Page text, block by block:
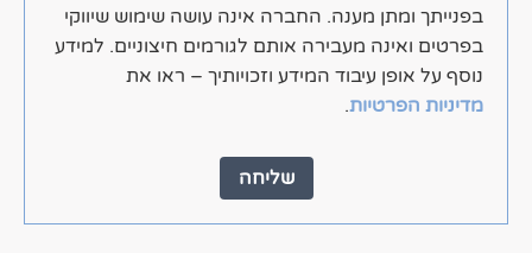
בפנייתך ומתן מענה. החברה אינה עושה שימוש שיווקי
בפרטים ואינה מעבירה אותם לגורמים חיצוניים. למידע
נוסף על אופן עיבוד המידע וזכויותיך – ראו את
מדיניות הפרטיות.
שליחה